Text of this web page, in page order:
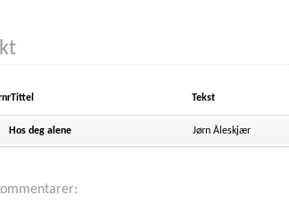
Tittel Tekst
Hos deg alene Jørn Åleskjær